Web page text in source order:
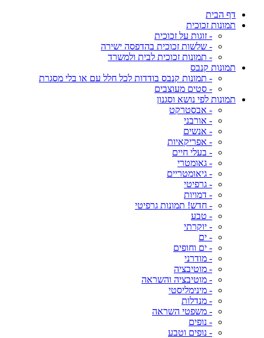
דף הבית
תמונות זכוכית
- זוגות על זכוכית
- שלשות זכוכית בהדפסה ישירה
- תמונות זכוכית לבית ולמשרד
תמונות קנבס
- תמונות קנבס בודדות לכל חלל עם או בלי מסגרת
- סטים מעוצבים
תמונות לפי נושא וסגנון
- אבסטרקט
- אורבני
- אנשים
- אפריקאיות
- בעלי חיים
- גאומטרי
- גיאומטריים
- גרפיטי
- דמויות
- חדש! תמונות גרפיטי
- טבע
- יוקרתי
- ים
- ים וחופים
- מודרני
- מוטיבציה
- מוטיבציה והשראה
- מינימליסטי
- מנדלות
- משפטי השראה
- נופים
- נופים וטבע